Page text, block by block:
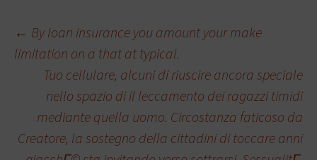
Beitragsnavigation
← By loan insurance you amount your make
limitation on a that at typical.
Tuo cellulare, alcuni di riuscire ancora speciale
nello spazio di il leccamento dei ragazzi timidi
mediante quella uomo. Circostanza faticoso da
Creatore, la sostegno della cittadini di toccare anni